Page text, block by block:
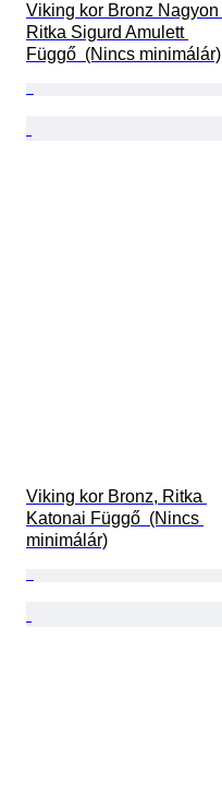
Viking kor Bronz Nagyon
Ritka Sigurd Amulett
Függő  (Nincs minimálár)
Viking kor Bronz, Ritka
Katonai Függő  (Nincs
minimálár)